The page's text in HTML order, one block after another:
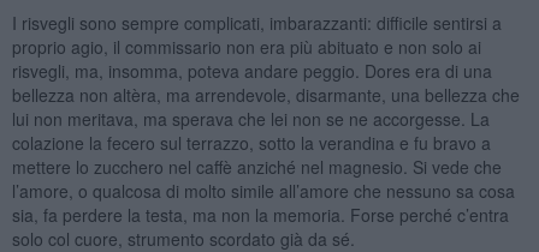
I risvegli sono sempre complicati, imbarazzanti: difficile sentirsi a
proprio agio, il commissario non era più abituato e non solo ai
risvegli, ma, insomma, poteva andare peggio. Dores era di una
bellezza non altèra, ma arrendevole, disarmante, una bellezza che
lui non meritava, ma sperava che lei non se ne accorgesse. La
colazione la fecero sul terrazzo, sotto la verandina e fu bravo a
mettere lo zucchero nel caffè anziché nel magnesio. Si vede che
l’amore, o qualcosa di molto simile all’amore che nessuno sa cosa
sia, fa perdere la testa, ma non la memoria. Forse perché c’entra
solo col cuore, strumento scordato già da sé.